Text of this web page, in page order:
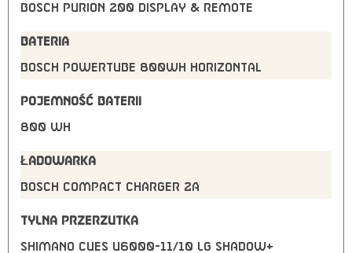
Bosch PURION 200 Display & Remote
BATERIA
Bosch PowerTUBE 800Wh horizontal
POJEMNOŚĆ BATERII
800 Wh
ŁADOWARKA
Bosch COMPACT Charger 2A
TYLNA PRZERZUTKA
Shimano CUES U6000-11/10 LG shadow+